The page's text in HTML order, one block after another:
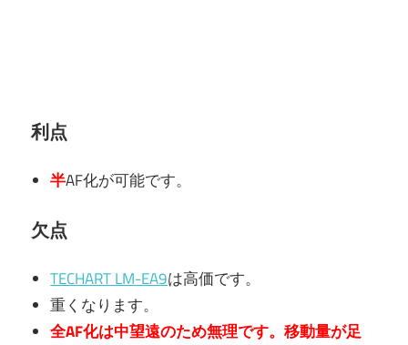
利点
半AF化が可能です。
欠点
TECHART LM-EA9は高価です。
重くなります。
全AF化は中望遠のため無理です。移動量が足